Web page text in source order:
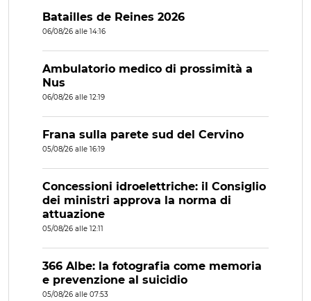
Batailles de Reines 2026
06/08/26 alle 14:16
Ambulatorio medico di prossimità a
Nus
06/08/26 alle 12:19
Frana sulla parete sud del Cervino
05/08/26 alle 16:19
Concessioni idroelettriche: il Consiglio
dei ministri approva la norma di
attuazione
05/08/26 alle 12:11
366 Albe: la fotografia come memoria
e prevenzione al suicidio
05/08/26 alle 07:53